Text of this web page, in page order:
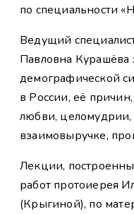
по специальности
Ведущий
Павловна Курашёва
демографической
в России, её
любви, целомудрии,
взаимовыручке,
Лекции,
работ протоиерея
(Крыгиной), по